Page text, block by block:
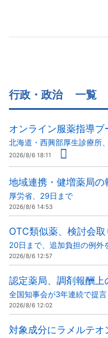
行政・政治 一覧
オンライン服薬指導
北海道・西興部厚生診療所
2026/8/6 18:11
地域連携・健増薬局の
厚労省、29日まで
2026/8/6 14:53
OTC類似薬、検討会
20日まで、追加負担の例外
2026/8/6 12:57
認定薬局、調剤報酬上
全国知事会が3年連続で提言
2026/8/6 12:02
対象成分にラメルテオ